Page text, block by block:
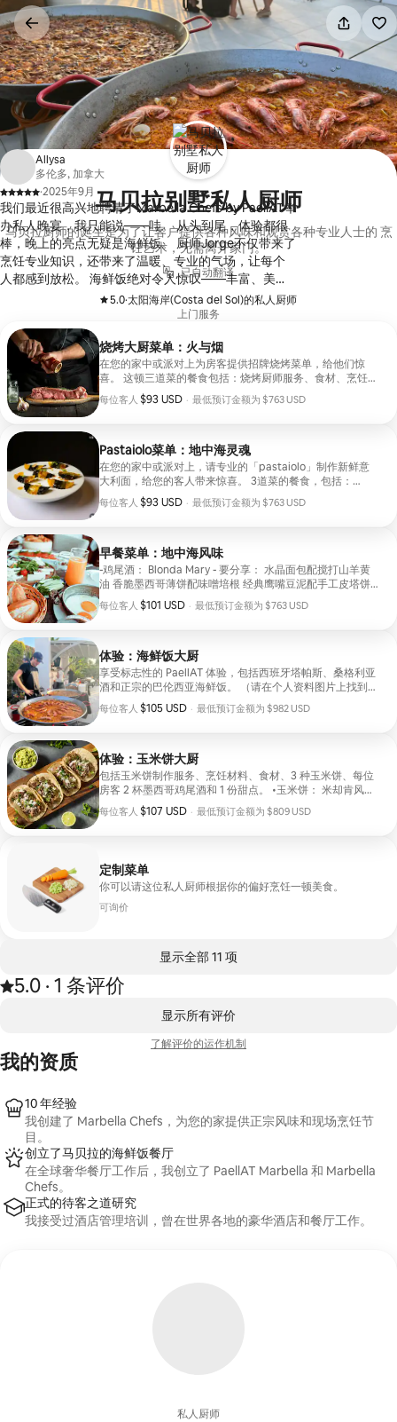
跳
至
内
容
马贝拉别墅私人厨师
马贝拉厨师的诞生是为了让客户提供各种风味和观赏各种专业人士的 烹
饪艺术，无需离开家门。
已自动翻译
5.0
、·太阳海岸(Costa del Sol)的私人厨师
上门服务
烧烤大厨菜单：火与烟
在您的家中或派对上为房客提供招牌烧烤菜单，给他们惊
喜。 这顿三道菜的餐食包括：烧烤厨师服务、食材、烹饪材
料、交通、一道前菜、一道主菜和每位房客一杯鸡尾酒，所
有这些都是在火焰和烟雾中烹饪的。
每位客人 $93 USD
每位客人 $93 USD · 最低预订金额为 $763 USD
Pastaiolo菜单：地中海灵魂
在您的家中或派对上，请专业的「pastaiolo」制作新鲜意
大利面，给您的客人带来惊喜。 3道菜的餐食，包括：
Pastaiolo厨师服务、食材、烹饪材料、交通、一道前菜、一
道主菜和每位房客一杯鸡尾酒 （请在我们的个人资料图片中
每位客人 $93 USD
每位客人 $93 USD · 最低预订金额为 $763 USD
早餐菜单：地中海风味
-鸡尾酒： Blonda Mary - 要分享： 水晶面包配搅打山羊黄
油 香脆墨西哥薄饼配味噌培根 经典鹰嘴豆泥配手工皮塔饼
松露开放式煎蛋卷配帕尔马干酪和葱 - 主菜： 水煮蛋配奶油
蛋卷、花椰菜和咖喱荷兰酱 白虾鞑靼配牛油果黑麦吐司 帕
修法式吐司配烤香草和浆果
每位客人 $101 USD
每位客人 $101 USD · 最低预订金额为 $763 USD
体验：海鲜饭大厨
享受标志性的 PaellAT 体验，包括西班牙塔帕斯、桑格利亚
酒和正宗的巴伦西亚海鲜饭。 （请在个人资料图片上找到菜
单）
每位客人 $105 USD
每位客人 $105 USD · 最低预订金额为 $982 USD
体验：玉米饼大厨
包括玉米饼制作服务、烹饪材料、食材、3 种玉米饼、每位
房客 2 杯墨西哥鸡尾酒和 1 份甜点。 •⁠⁠玉米饼： 米却肯风味
炸肉 Chicken Tinga 鸡肉和Txistorra Tinga 鸡肉酱 牛腩肉
碎 碎肉配土豆 炖牛肉或墨西哥炖牛肉 Cochinita Pibil 辣椒
和椰子冰淇淋 酸橘味芒果冰棒
每位客人 $107 USD
每位客人 $107 USD · 最低预订金额为 $809 USD
定制菜单
你可以请这位私人厨师根据你的偏好烹饪一顿美食。
可询价
显示全部 11 项
评分为 5.0 星，满分 5 星，基于 1 条评价
5.0
、 · 1 条评价
Allysa
多伦多, 加拿大
、
·2025年9月
我们最近很高兴地聘请了Marbella Chefs by PaellAT举
办私人晚宴，我只能说——哇。 从头到尾，体验都很
棒，晚上的亮点无疑是海鲜饭。 厨师Jorge不仅带来了
烹饪专业知识，还带来了温暖、专业的气场，让每个
人都感到放松。 海鲜饭绝对令人惊叹——丰富、美
味、完美均衡。 藏红花米饭烹饪得很完美，摆盘很漂
亮，但又不太繁琐。 它的味道真的像是直接来自西班
牙海岸。
显示所有评价
了解评价的运作机制
我的资质
私人厨师
10 年经验
我创建了 Marbella Chefs，为您的家提供正宗风味和现场烹饪节
目。
创立了马贝拉的海鲜饭餐厅
在全球奢华餐厅工作后，我创立了 PaellAT Marbella 和 Marbella
Chefs。
正式的待客之道研究
我接受过酒店管理培训，曾在世界各地的豪华酒店和餐厅工作。